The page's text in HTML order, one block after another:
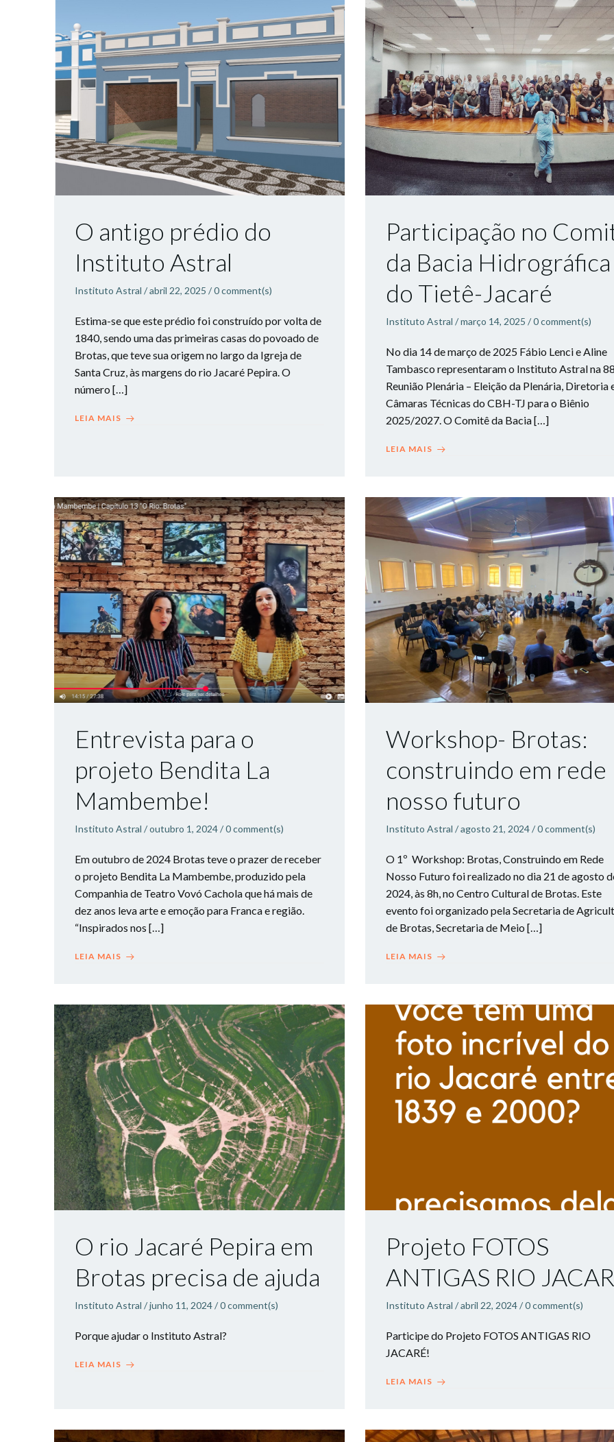
O antigo prédio do
Instituto Astral
Instituto Astral /abril 22, 2025 /0comment(s)
Estima-se que este prédio ​foi construído por volta de
1840, sendo uma das primeiras casas do povoado de
Brotas, que teve sua origem no largo da Igreja de
Santa Cruz, às margens do rio Jacaré Pepira. O
número […]
LEIA MAIS
Participação no
da Bacia Hidrográfica
do Tietê-Jacaré
Instituto Astral /março 14, 2025 /0comment(s)
No dia 14 de março de 2025 Fábio Lenci e Aline
Tambasco representaram o Instituto Astral na
Reunião Plenária – Eleição da Plenária, Diretoria
Câmaras Técnicas do CBH-TJ para o Biênio
2025/2027. O Comitê da Bacia […]
LEIA MAIS
Entrevista para o
projeto Bendita La
Mambembe!
Instituto Astral /outubro 1, 2024/0comment(s)
Em outubro de 2024 Brotas teve o prazer de receber
o projeto Bendita La Mambembe, produzido pela
Companhia de Teatro Vovó Cachola que há mais de
dez anos leva arte e emoção para Franca e região.
“Inspirados nos […]
LEIA MAIS
Workshop- Brotas:
construindo em rede
nosso futuro
Instituto Astral /agosto 21, 2024/0comment(s)
O 1º Workshop: Brotas, Construindo em Rede
Nosso Futuro foi realizado no dia 21 de agosto
2024, às 8h, no Centro Cultural de Brotas. Este
evento foi organizado pela Secretaria de
de Brotas, Secretaria de Meio […]
LEIA MAIS
O rio Jacaré Pepira em
Brotas precisa de ajuda
Instituto Astral /junho 11, 2024/0comment(s)
Porque ajudar o Instituto Astral?
LEIA MAIS
Projeto FOTOS
ANTIGAS RIO
Instituto Astral /abril 22, 2024/0comment(s)
Participe do Projeto FOTOS ANTIGAS RIO
JACARÉ!
LEIA MAIS